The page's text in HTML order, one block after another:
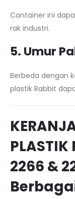
Container ini
rak industri.
5. Umur
Berbeda dengan
plastik Rabbit
PLASTIK
2266 &